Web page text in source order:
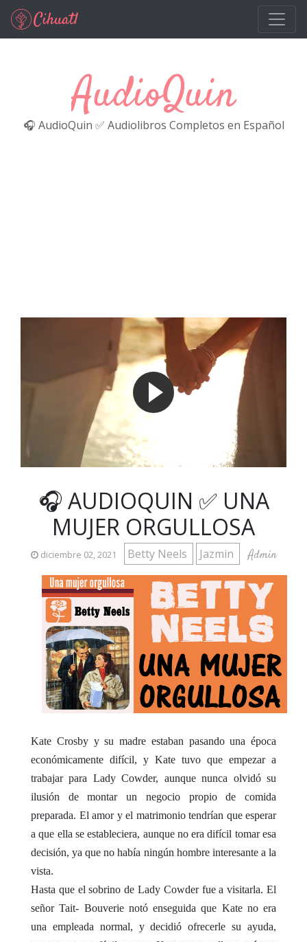
Ir al contenido principal
AudioQuin
🎧 AudioQuin ✅ Audiolibros Completos en Español
🎧 AUDIOQUIN ✅ UNA
MUJER ORGULLOSA
diciembre 02, 2021 Betty Neels Jazmin Admin
Kate Crosby y su madre estaban pasando una época
económicamente difícil, y Kate tuvo que empezar a
trabajar para Lady Cowder, aunque nunca olvidó su
ilusión de montar un negocio propio de comida
preparada. El amor y el matrimonio tendrían que esperar
a que ella se estableciera, aunque no era difícil tomar esa
decisión, ya que no había ningún hombre interesante a la
vista.
Hasta que el sobrino de Lady Cowder fue a visitarla. El
señor Tait- Bouverie notó enseguida que Kate no era
una empleada normal, y decidió ofrecerle su ayuda,